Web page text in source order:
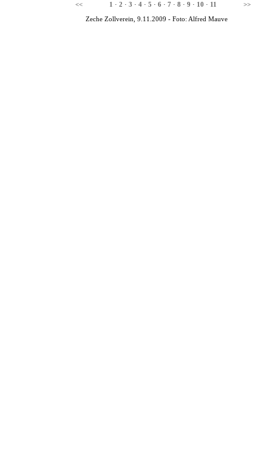
<< 1 · 2 · 3 · 4 · 5 · 6 · 7 · 8 · 9 · 10 · 11
>>
Zeche Zollverein, 9.11.2009 - Foto: Alfred Mauve